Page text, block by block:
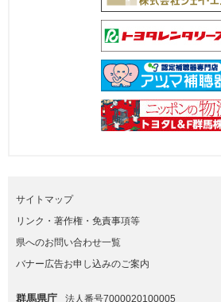
サイトマップ
リンク・著作権・免責事項等
県へのお問い合わせ一覧
バナー広告お申し込みのご案内
群馬県庁 法人番号7000020100005